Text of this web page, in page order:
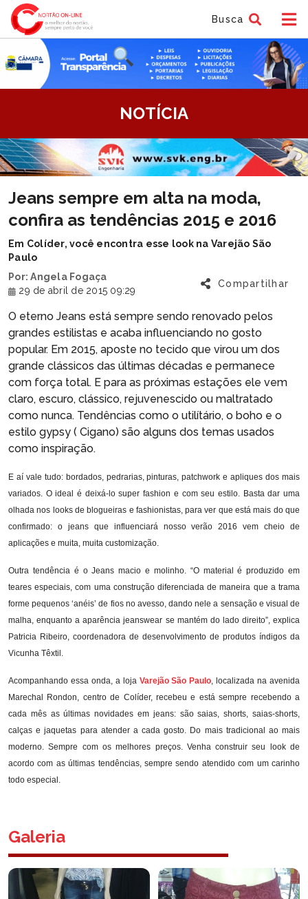
Busca
NOTÍCIA
Jeans sempre em alta na moda,
confira as tendências 2015 e 2016
Em Colíder, você encontra esse look na Varejão São
Paulo
Por: Angela Fogaça
29 de abril de 2015 09:29
Compartilhar
O eterno Jeans está sempre sendo renovado pelos
grandes estilistas e acaba influenciando no gosto
popular. Em 2015, aposte no tecido que virou um dos
grande clássicos das últimas décadas e permanece
com força total. E para as próximas estações ele vem
claro, escuro, clássico, rejuvenescido ou maltratado
como nunca. Tendências como o utilítário, o boho e o
estilo gypsy ( Cigano) são alguns dos temas usados
como inspiração.
E aí vale tudo: bordados, pedrarias, pinturas, patchwork e apliques dos mais
variados. O ideal é deixá-lo super fashion e com seu estilo. Basta dar uma
olhada nos looks de blogueiras e fashionistas, para ver que está mais do que
confirmado: o jeans que influenciará nosso verão 2016 vem cheio de
aplicações e muita, muita customização.
Outra tendência é o Jeans macio e molinho. “O material é produzido em
teares especiais, com uma construção diferenciada de maneira que a trama
forme pequenos ‘anéis’ de fios no avesso, dando nele a sensação e visual de
malha, enquanto a aparência jeanswear se mantém do lado direito”, explica
Patricia Ribeiro, coordenadora de desenvolvimento de produtos índigos da
Vicunha Têxtil.
Acompanhando essa onda, a loja Varejão São Paulo, localizada na avenida
Marechal Rondon, centro de Colíder, recebeu e está sempre recebendo a
cada mês as últimas novidades em jeans: são saias, shorts, saias-shorts,
calças e jaquetas para atender a cada gosto. Do mais tradicional ao mais
moderno. Sempre com os melhores preços. Venha construir seu look de
acordo com as últimas tendências, sempre sendo atendido com um carinho
todo especial.
Galeria